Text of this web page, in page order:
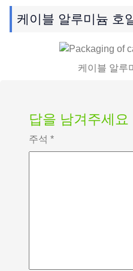
케이블 알루미늄 호
케이블 알루
답을 남겨주세요
주석 *